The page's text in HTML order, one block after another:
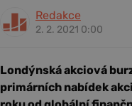
Redakce
2. 2. 2021 0:00
Londýnská akciová
primárních nabídek